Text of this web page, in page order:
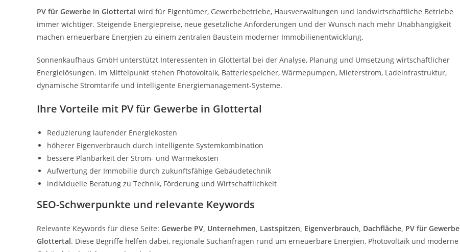
PV für Gewerbe in Glottertal wird für Eigentümer, Gewerbebetriebe, Hausverwaltungen und landwirtschaftliche Betriebe
immer wichtiger. Steigende Energiepreise, neue gesetzliche Anforderungen und der Wunsch nach mehr Unabhängigkeit
machen erneuerbare Energien zu einem zentralen Baustein moderner Immobilienentwicklung.
Sonnenkaufhaus GmbH unterstützt Interessenten in Glottertal bei der Analyse, Planung und Umsetzung wirtschaftlicher
Energielösungen. Im Mittelpunkt stehen Photovoltaik, Batteriespeicher, Wärmepumpen, Mieterstrom, Ladeinfrastruktur,
dynamische Stromtarife und intelligente Energiemanagement-Systeme.
Ihre Vorteile mit PV für Gewerbe in Glottertal
Reduzierung laufender Energiekosten
höherer Eigenverbrauch durch intelligente Systemkombination
bessere Planbarkeit der Strom- und Wärmekosten
Aufwertung der Immobilie durch zukunftsfähige Gebäudetechnik
individuelle Beratung zu Technik, Förderung und Wirtschaftlichkeit
SEO-Schwerpunkte und relevante Keywords
Relevante Keywords für diese Seite: Gewerbe PV, Unternehmen, Lastspitzen, Eigenverbrauch, Dachfläche, PV für Gewerbe
Glottertal. Diese Begriffe helfen dabei, regionale Suchanfragen rund um erneuerbare Energien, Photovoltaik und moderne